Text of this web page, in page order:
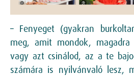
– Fenyeget (gyakran
meg, amit mondok,
vagy azt csinálod, az a te
számára is nyilvánvaló lesz,